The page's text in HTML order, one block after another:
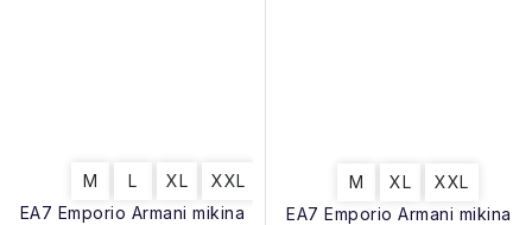
EA7 Emporio Armani mikina
M L XL XXL
EA7 Emporio Armani mikina
M XL XXL